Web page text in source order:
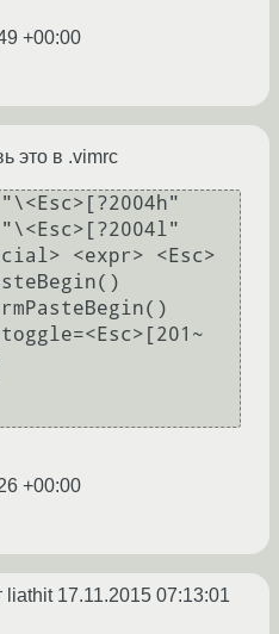
+00:00
это в .vimrc
<expr> <Esc>
+00:00
liathit 17.11.2015 07:13:01